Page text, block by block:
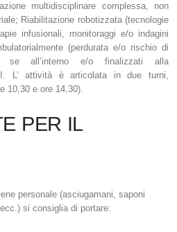
multidisciplinare complessa, non
Riabilitazione robotizzata (tecnologie
infusionali, monitoraggi e/o indagini
(perdurata e/o rischio di
all’interno e/o finalizzati alla
L’ attività è articolata in due turni,
10,30 e ore 14,30).
PER IL
personale (asciugamani, saponi
si consiglia di portare: